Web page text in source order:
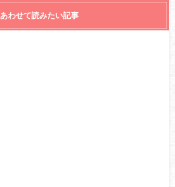
あわせて読みたい記事